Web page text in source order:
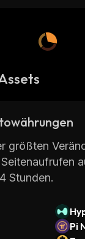
größten
Stunden.
Pi